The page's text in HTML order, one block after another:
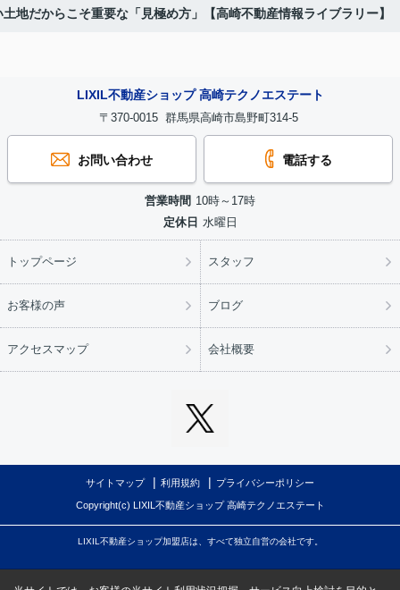
地だからこそ重要な「見極め方」【高崎不動産情報ライブラリー】
LIXIL不動産ショップ 高崎テクノエステート
〒370-0015 群馬県高崎市島野町314-5
お問い合わせ 電話する
営業時間 10時～17時
定休日 水曜日
トップページ スタッフ
お客様の声 ブログ
アクセスマップ 会社概要
サイトマップ 利用規約 プライバシーポリシー
Copyright(c) LIXIL不動産ショップ 高崎テクノエステート
LIXIL不動産ショップ加盟店は、すべて独立自営の会社です。